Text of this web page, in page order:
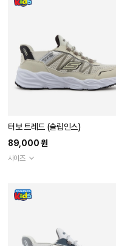
터보 트레드 (슬립인스)
89,000 원
사이즈